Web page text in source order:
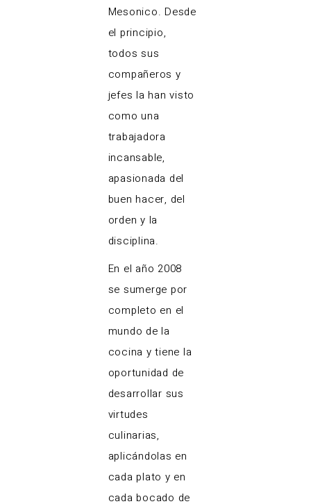
Mesonico. Desde
el principio,
todos sus
compañeros y
jefes la han visto
como una
trabajadora
incansable,
apasionada del
buen hacer, del
orden y la
disciplina.
En el año 2008
se sumerge por
completo en el
mundo de la
cocina y tiene la
oportunidad de
desarrollar sus
virtudes
culinarias,
aplicándolas en
cada plato y en
cada bocado de